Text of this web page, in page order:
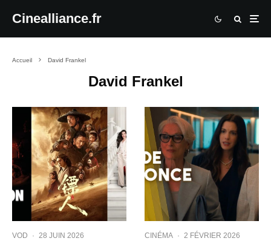
Cinealliance.fr
Accueil David Frankel
David Frankel
VOD · 28 JUIN 2026 CINÉMA · 2 FÉVRIER 2026